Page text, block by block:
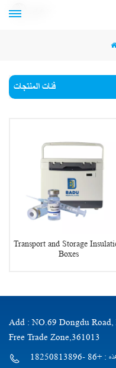
فئات المنتجات
Transport and Storage
Boxes
Add : NO.69 Dongdu
Free Trade Zone,361013
: +86 -18250813896